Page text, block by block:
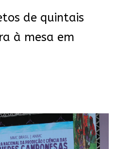
de quintais
à mesa em